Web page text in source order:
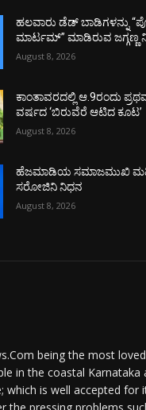
ಹಲವಾರು ಡೆಡ್ ಬಾಡಿಗಳನ್ನು
ಮಾರ್ಟಮ್” ಮಾಡಿರುವ ಜಗ್ಗಣ್ಣ
August 8, 2026
ಕಾಂತಾವರದಲ್ಲಿ ಆ.9ರಂದು
ವರ್ಷದ ‘ಬಿರುವೆರೆ ಆಟಿದ ಕೂಟ’
August 8, 2026
ಹೆಜಮಾಡಿಯ ಸಮಾಜಮುಖಿ
ಸರೋಜಿನಿ ನಿಧನ
August 8, 2026
being the most
in the coastal Karnataka
which is well accepted for